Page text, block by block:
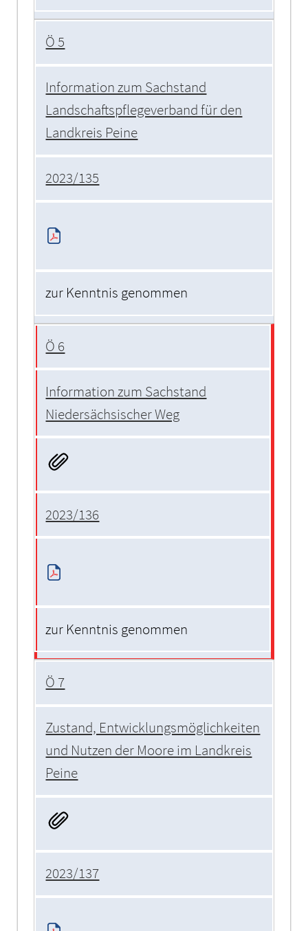
Ö 5
Information zum Sachstand
Landschaftspflegeverband für den
Landkreis Peine
2023/135
zur Kenntnis genommen
Ö 6
Information zum Sachstand
Niedersächsischer Weg
2023/136
zur Kenntnis genommen
Ö 7
Zustand, Entwicklungsmöglichkeiten
und Nutzen der Moore im Landkreis
Peine
2023/137